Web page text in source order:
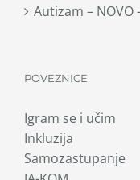
Autizam –
POVEZNICE
Igram se i učim
Inkluzija
Samozastupanje